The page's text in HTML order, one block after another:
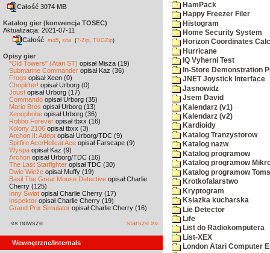
Całość 3074 MB
Katalog gier (konwencja TOSEC)
Aktualizacja: 2021-07-11
Całość md5 sha (7-Zip TUGZip)
Opisy gier
"Old Towers" (Atari ST) opisał Misza (19)
Submarine Commander opisał Kaz (36)
Frogs opisał Xeen (0)
Choplifter! opisał Urborg (0)
Joust opisał Urborg (17)
Commando opisał Urborg (35)
Mario Bros opisał Urborg (13)
Xenophobe opisał Urborg (36)
Robbo Forever opisał tbxx (16)
Kolony 2106 opisał tbxx (3)
Archon II: Adept opisał Urborg/TDC (9)
Spitfire Ace/Hellcat Ace opisał Farscape (9)
Wyspa opisał Kaz (9)
Archon opisał Urborg/TDC (16)
The Last Starfighter opisał TDC (30)
Dwie Wieże opisał Muffy (19)
Basil The Great Mouse Detective opisał Charlie
Cherry (125)
Inny Świat opisał Charlie Cherry (17)
Inspektor opisał Charlie Cherry (19)
Grand Prix Simulator opisał Charlie Cherry (16)
«« nowsze starsze »»
Wewnętrzne/Internals
HamPack
Happy Freezer Filer
Histogram
Home Security System
Horizon Coordinates
Hurricane
IQ Vyherni Test
In-Store Demonstration
JNET Joystick Interface
Jasnowidz
Jsem David
Kalendarz (v1)
Kalendarz (v2)
Kardioidy
Katalog Tranzystorow
Katalog nazw
Katalog programow
Katalog programow
Katalog programow
Krotkofalarstwo
Kryptogram
Ksiazka kucharska
Lie Detector
Life
List do Radiokomputera
List-XEX
London Atari Computer